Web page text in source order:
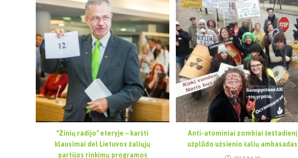
“Žinių radijo” eteryje – karšti
klausimai dėl Lietuvos žaliųjų
Anti-atominiai zombiai šeštadienį
užplūdo užsienio šalių ambasadas